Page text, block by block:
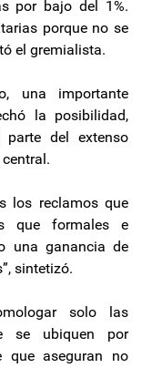
por bajo del 1%.
porque no se
el gremialista.
una importante
la posibilidad,
del extenso
los reclamos que
que formales e
una ganancia de
sintetizó.
solo las
se ubiquen por
que aseguran no